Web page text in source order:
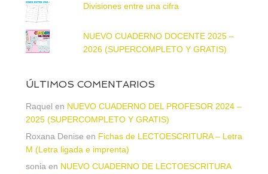
Divisiones entre una cifra
NUEVO CUADERNO DOCENTE 2025 –
2026 (SUPERCOMPLETO Y GRATIS)
ÚLTIMOS COMENTARIOS
Raquel en NUEVO CUADERNO DEL PROFESOR 2024 –
2025 (SUPERCOMPLETO Y GRATIS)
Roxana Denise en Fichas de LECTOESCRITURA – Letra
M (Letra ligada e imprenta)
sonia en NUEVO CUADERNO DE LECTOESCRITURA